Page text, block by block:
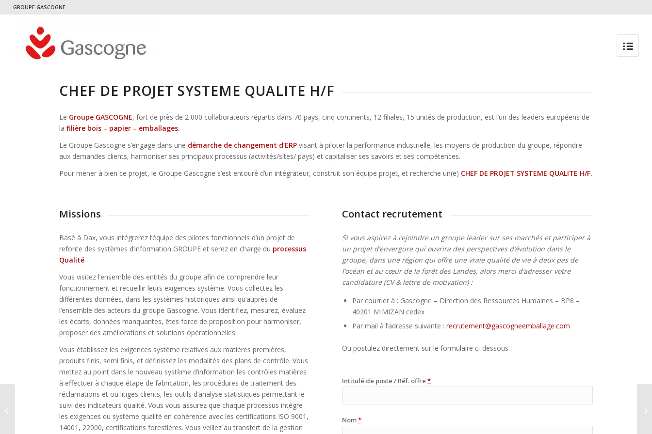
GROUPE GASCOGNE
CHEF DE PROJET SYSTEME QUALITE H/F
Le Groupe GASCOGNE, fort de près de 2 000 collaborateurs répartis dans 70 pays, cinq continents, 12 filiales, 15 unités de production, est l’un des leaders européens de
la filière bois – papier – emballages.
Le Groupe Gascogne s’engage dans une démarche de changement d’ERP visant à piloter la performance industrielle, les moyens de production du groupe, répondre
aux demandes clients, harmoniser ses principaux processus (activités/sites/ pays) et capitaliser ses savoirs et ses compétences.
Pour mener à bien ce projet, le Groupe Gascogne s’est entouré d’un intégrateur, construit son équipe projet, et recherche un(e) CHEF DE PROJET SYSTEME QUALITE H/F.
Missions
Basé à Dax, vous intégrerez l’équipe des pilotes fonctionnels d’un projet de
refonte des systèmes d’information GROUPE et serez en charge du processus
Qualité.
Vous visitez l’ensemble des entités du groupe afin de comprendre leur
fonctionnement et recueillir leurs exigences système. Vous collectez les
différentes données, dans les systèmes historiques ainsi qu’auprès de
l’ensemble des acteurs du groupe Gascogne. Vous identifiez, mesurez, évaluez
les écarts, données manquantes, êtes force de proposition pour harmoniser,
proposer des améliorations et solutions opérationnelles.
Vous établissez les exigences système relatives aux matières premières,
produits finis, semi finis, et définissez les modalités des plans de contrôle. Vous
mettez au point dans le nouveau système d’information les contrôles matières
à effectuer à chaque étape de fabrication, les procédures de traitement des
réclamations et ou litiges clients, les outils d’analyse statistiques permettant le
suivi des indicateurs qualité. Vous vous assurez que chaque processus intègre
les exigences du système qualité en cohérence avec les certifications ISO 9001,
14001, 22000, certifications forestières. Vous veillez au transfert de la gestion
Contact recrutement
Si vous aspirez à rejoindre un groupe leader sur ses marchés etparticiper à
un projet d’envergure qui ouvrira des perspectives d’évolution dans le
groupe, dans une région qui offre une vraie qualité de vie à deux pas de
l’océan et au cœur de la forêt des Landes, alors merci d’adresser votre
candidature (CV & lettre de motivation) :
Par courrier à : Gascogne – Direction des Ressources Humaines – BP8 –
40201 MIMIZAN cedex
Par mail à l’adresse suivante : recrutement@gascogneemballage.com
Ou postulez directement sur le formulaire ci-dessous :
Intitulé de poste / Réf. offre *
Nom*
Pilote processus données
techniques H/F